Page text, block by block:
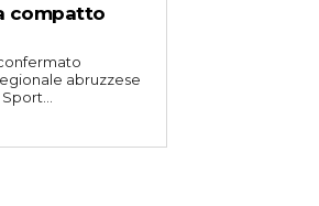
compatto
abruzzese